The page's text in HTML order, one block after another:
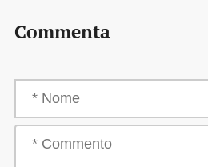
Commenta